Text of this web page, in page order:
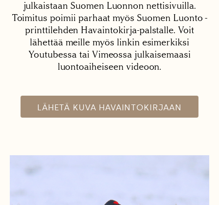
julkaistaan Suomen Luonnon nettisivuilla.
Toimitus poimii parhaat myös Suomen Luonto -
printtilehden Havaintokirja-palstalle. Voit
lähettää meille myös linkin esimerkiksi
Youtubessa tai Vimeossa julkaisemaasi
luontoaiheiseen videoon.
LÄHETÄ KUVA HAVAINTOKIRJAAN